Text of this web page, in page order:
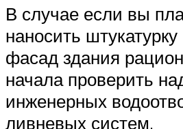
В случае если вы
наносить
фасад здания
начала проверить
инженерных
ливневых систем.